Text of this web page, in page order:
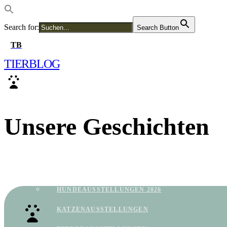
Search for: Search Button
TB
TIERBLOG
ZOOS
HUNDEAUSSTELLUNGEN 2026
KATZENAUSSTELLUNGEN
Unsere Geschichten